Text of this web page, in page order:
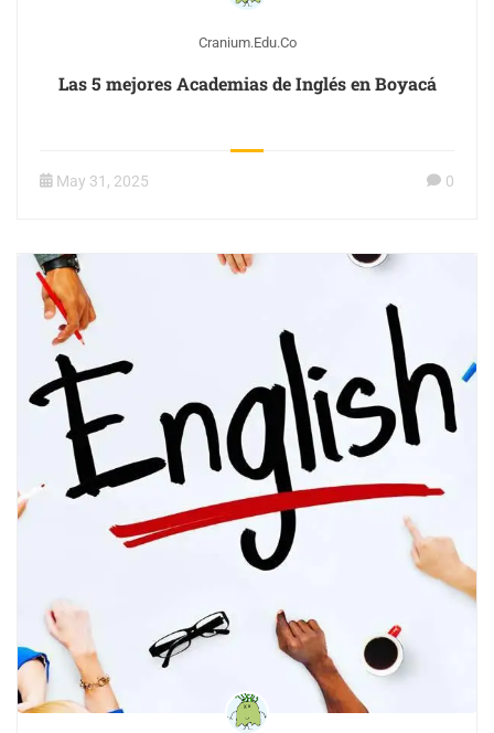
Cranium.edu.co
Las 5 mejores Academias de Inglés en Boyacá
May 31, 2025 0